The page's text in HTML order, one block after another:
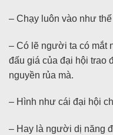
– Chạy luôn vào như
– Có lẽ người ta có mắt
đấu giá của đại hội trao
nguyền rủa mà.
– Hình như cái đại hội
– Hay là người dị năng